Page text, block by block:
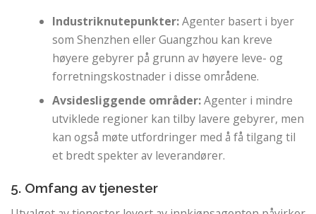
Industriknutepunkter:Agenter basert i byer
som Shenzhen eller Guangzhou kan kreve
høyere gebyrer på grunn av høyere leve- og
forretningskostnader i disse områdene.
Avsidesliggende områder:Agenter i mindre
utviklede regioner kan tilby lavere gebyrer, men
kan også møte utfordringer med å få tilgang til
et bredt spekter av leverandører.
5. Omfang av tjenester